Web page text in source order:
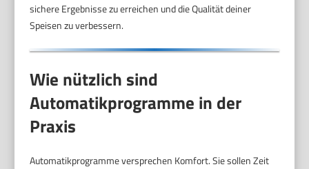
sichere Ergebnisse zu erreichen und die Qualität deiner
Speisen zu verbessern.
Wie nützlich sind
Automatikprogramme in der
Praxis
Automatikprogramme versprechen Komfort. Sie sollen Zeit